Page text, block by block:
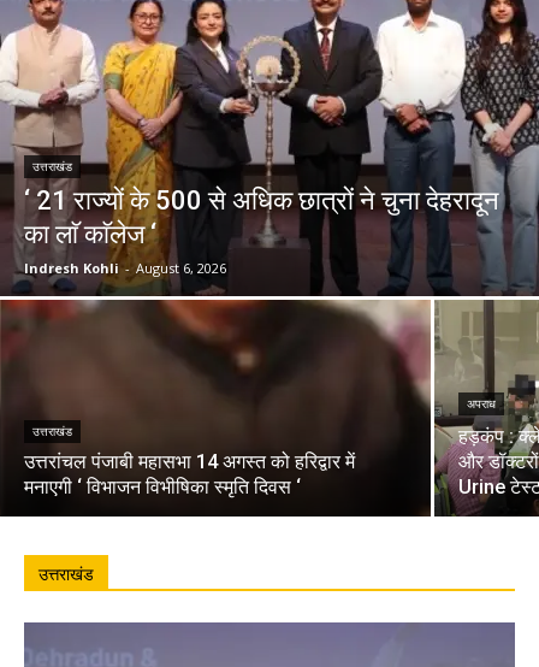
उत्तराखंड
‘ 21 राज्यों के 500 से अधिक छात्रों ने चुना देहरादून
का लाॅ काॅलेज ‘
Indresh Kohli - August 6, 2026
उत्तराखंड
उत्तरांचल पंजाबी महासभा 14 अगस्त को हरिद्वार में
मनाएगी ‘ विभाजन विभीषिका स्मृति दिवस ‘
अपराध
हड़कंप :
और
Urine
उत्तराखंड